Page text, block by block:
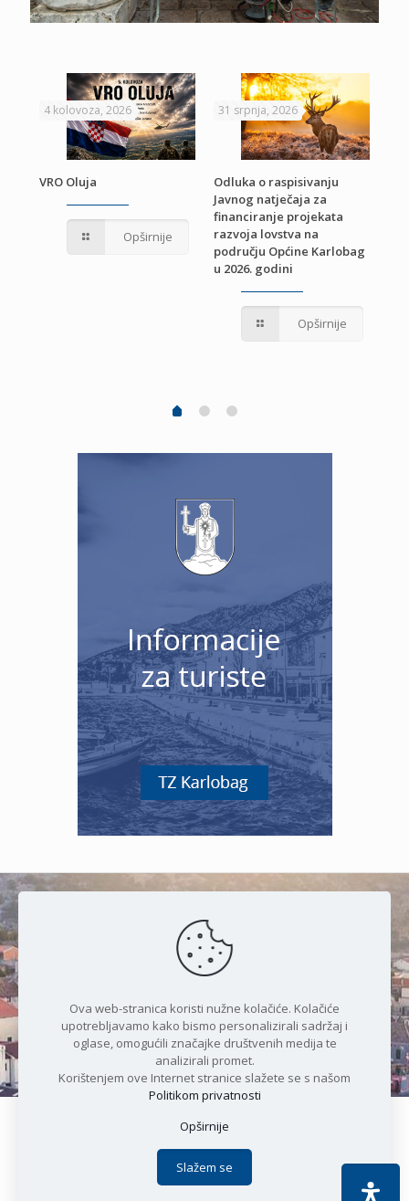
4 kolovoza, 2026
VRO Oluja
Opširnije
31 srpnja, 2026
Odluka o raspisivanju
Javnog natječaja za
financiranje projekata
razvoja lovstva na
području Općine Karlobag
u 2026. godini
Opširnije
Čudesan spoj kristalnog mora i
prirode
Copyright © 2021 Općina Karlobag | Sva prava pridržana |
Politika privatnosti
Apoc IT
Ova web-stranica koristi nužne kolačiće. Kolačiće
upotrebljavamo kako bismo personalizirali sadržaj i
oglase, omogućili značajke društvenih medija te
analizirali promet.
Korištenjem ove Internet stranice slažete se s našom
Politikom privatnosti
Opširnije
Slažem se